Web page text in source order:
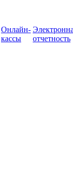
Онлайн-
кассы
отчетность